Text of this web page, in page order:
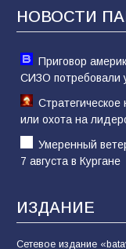
81
НОВОСТИ
Приговор
СИЗО потребовали
Стратегическое
или охота на
Умеренный
7 августа в Кургане
ИЗДАНИЕ
Сетевое издание